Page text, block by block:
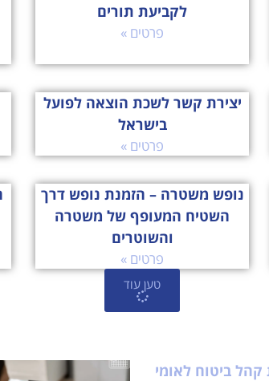
לקביעת תורים
פרטים »
יצירת קשר לשכת הוצאה לפועל
בישראל
פרטים »
נופש משטרה – הזמנת נופש דרך
השטיח המעופף של משטרה
והשוטרים
פרטים »
טען עוד
ביטוח לאומי